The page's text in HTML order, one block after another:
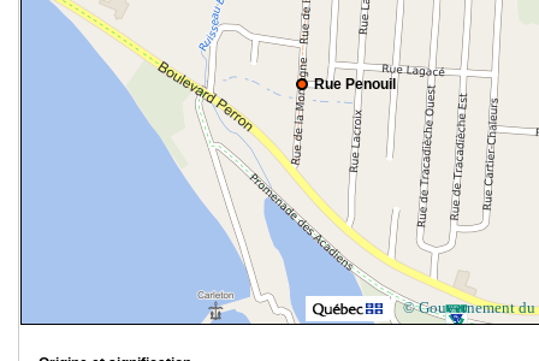
Rue Penouil
© Gouvernement du